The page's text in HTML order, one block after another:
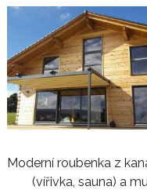
Moderní roubenka z
(vířivka, sauna) a